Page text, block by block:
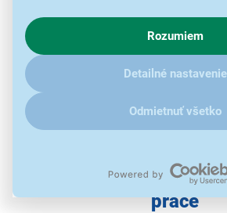
o chovaní na webe pre zobrazovaní
V prípade že vás zaujímajú detaily, ako u
ďalšími údaji pracujeme, kliknitesem.
Rozumiem
Detailné nastavenie
Odmietnuť všetko
Pomocník pre
práce